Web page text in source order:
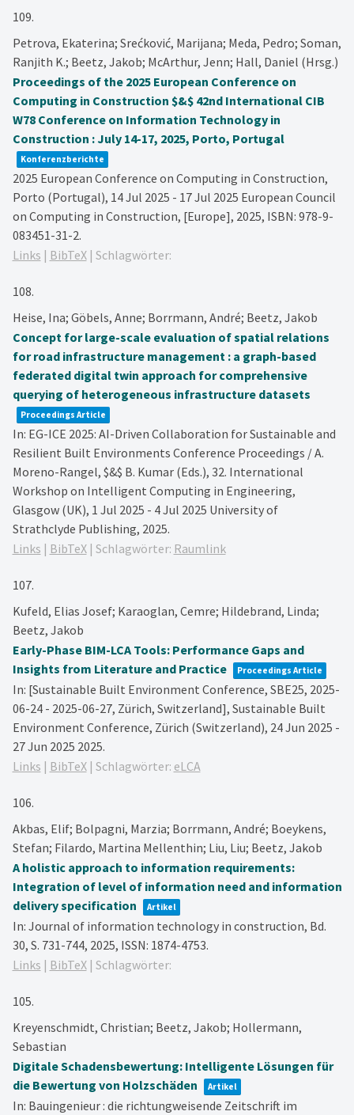
109.
Petrova, Ekaterina; Srećković, Marijana; Meda, Pedro; Soman,
Ranjith K.; Beetz, Jakob; McArthur, Jenn; Hall, Daniel (Hrsg.)
Proceedings of the 2025 European Conference on
Computing in Construction $&$ 42nd International CIB
W78 Conference on Information Technology in
Construction : July 14-17, 2025, Porto, Portugal
Konferenzberichte
2025 European Conference on Computing in Construction,
Porto (Portugal), 14 Jul 2025 - 17 Jul 2025 European Council
on Computing in Construction, [Europe], 2025, ISBN: 978-9-
083451-31-2.
Links | BibTeX| Schlagwörter:
108.
Heise, Ina; Göbels, Anne; Borrmann, André; Beetz, Jakob
Concept for large-scale evaluation of spatial relations
for road infrastructure management : a graph-based
federated digital twin approach for comprehensive
querying of heterogeneous infrastructure datasets
Proceedings Article
In: EG-ICE 2025: AI-Driven Collaboration for Sustainable and
Resilient Built Environments Conference Proceedings / A.
Moreno-Rangel, $&$ B. Kumar (Eds.), 32. International
Workshop on Intelligent Computing in Engineering,
Glasgow (UK), 1 Jul 2025 - 4 Jul 2025 University of
Strathclyde Publishing, 2025.
Links | BibTeX| Schlagwörter: Raumlink
107.
Kufeld, Elias Josef; Karaoglan, Cemre; Hildebrand, Linda;
Beetz, Jakob
Early-Phase BIM-LCA Tools: Performance Gaps and
Insights from Literature and Practice
Proceedings Article
In: [Sustainable Built Environment Conference, SBE25, 2025-
06-24 - 2025-06-27, Zürich, Switzerland], Sustainable Built
Environment Conference, Zürich (Switzerland), 24 Jun 2025 -
27 Jun 2025 2025.
Links | BibTeX| Schlagwörter: eLCA
106.
Akbas, Elif; Bolpagni, Marzia; Borrmann, André; Boeykens,
Stefan; Filardo, Martina Mellenthin; Liu, Liu; Beetz, Jakob
A holistic approach to information requirements:
Integration of level of information need and information
delivery specification
Artikel
In: Journal of information technology in construction, Bd.
30, S. 731-744, 2025, ISSN: 1874-4753.
Links | BibTeX| Schlagwörter:
105.
Kreyenschmidt, Christian; Beetz, Jakob; Hollermann,
Sebastian
Digitale Schadensbewertung: Intelligente Lösungen für
die Bewertung von Holzschäden
Artikel
In: Bauingenieur : die richtungweisende Zeitschrift im